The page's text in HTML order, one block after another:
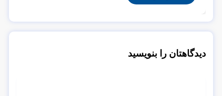
دیدگاهتان را بنویسید